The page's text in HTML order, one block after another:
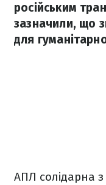
російським
зазначили, що
для
АПЛ солідарна